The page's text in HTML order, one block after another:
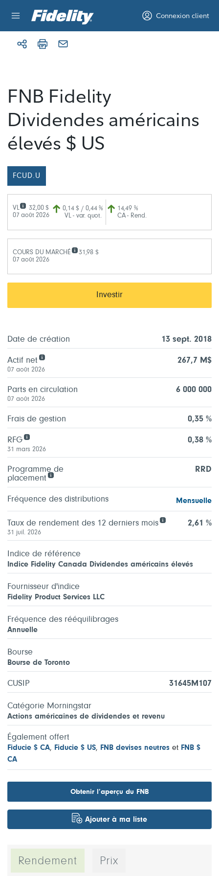
Connexion client
FNB Fidelity
Dividendes américains
élevés $ US
FCUD.U
VL
32,00 $
07 août 2026
0,14 $ / 0,44 %
VL - var. quot.
14,49 %
CA - Rend.
COURS DU MARCHÉ
07 août 2026
31,98 $
Investir
Date de création 13 sept. 2018
Actif net 267,7 M$
07 août 2026
Parts en circulation 6 000 000
07 août 2026
Frais de gestion 0,35 %
RFG 0,38 %
31 mars 2026
Programme de
placement
RRD
Fréquence des distributions Mensuelle
Taux de rendement des 12 derniers mois 2,61 %
31 juil. 2026
Indice de référence
Indice Fidelity Canada Dividendes américains élevés
Fournisseur d'indice
Fidelity Product Services LLC
Fréquence des rééquilibrages
Annuelle
Bourse
Bourse de Toronto
CUSIP 31645M107
Catégorie Morningstar
Actions américaines de dividendes et revenu
Également offert
Fiducie $ CA, Fiducie $ US, FNB devises neutres et FNB $
CA
Obtenir l’aperçu du FNB
Ajouter à ma liste
Rendement Prix